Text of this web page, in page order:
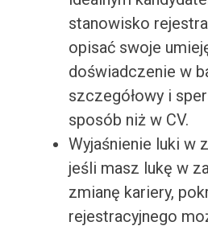
stanowisko
opisać swoje
doświadczenie w
szczegółowy i
sposób niż w CV.
Wyjaśnienie luki w
jeśli masz lukę w
zmianę kariery,
rejestracyjnego